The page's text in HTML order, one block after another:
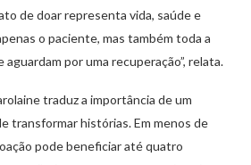
de doar representa vida, saúde e
o paciente, mas também toda a
aguardam por uma recuperação”, relata.
traduz a importância de um
transformar histórias. Em menos de
pode beneficiar até quatro